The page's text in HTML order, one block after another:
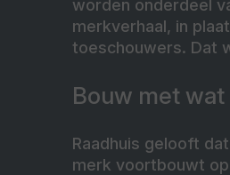
worden onderdeel
merkverhaal, in
toeschouwers. Dat
Bouw met wat
Raadhuis gelooft
merk voortbouwt